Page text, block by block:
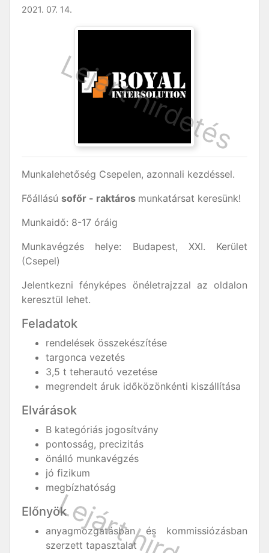
2021. 07. 14.
Munkalehetőség Csepelen, azonnali kezdéssel.
Főállású sofőr - raktáros munkatársat keresünk!
Munkaidő: 8-17 óráig
Munkavégzés helye: Budapest, XXI. Kerület
(Csepel)
Jelentkezni fényképes önéletrajzzal az oldalon
keresztül lehet.
Feladatok
rendelések összekészítése
targonca vezetés
3,5 t teherautó vezetése
megrendelt áruk időközönkénti kiszállítása
Elvárások
B kategóriás jogosítvány
pontosság, precizitás
önálló munkavégzés
jó fizikum
megbízhatóság
Előnyök
anyagmozgatásban és kommissiózásban
szerzett tapasztalat